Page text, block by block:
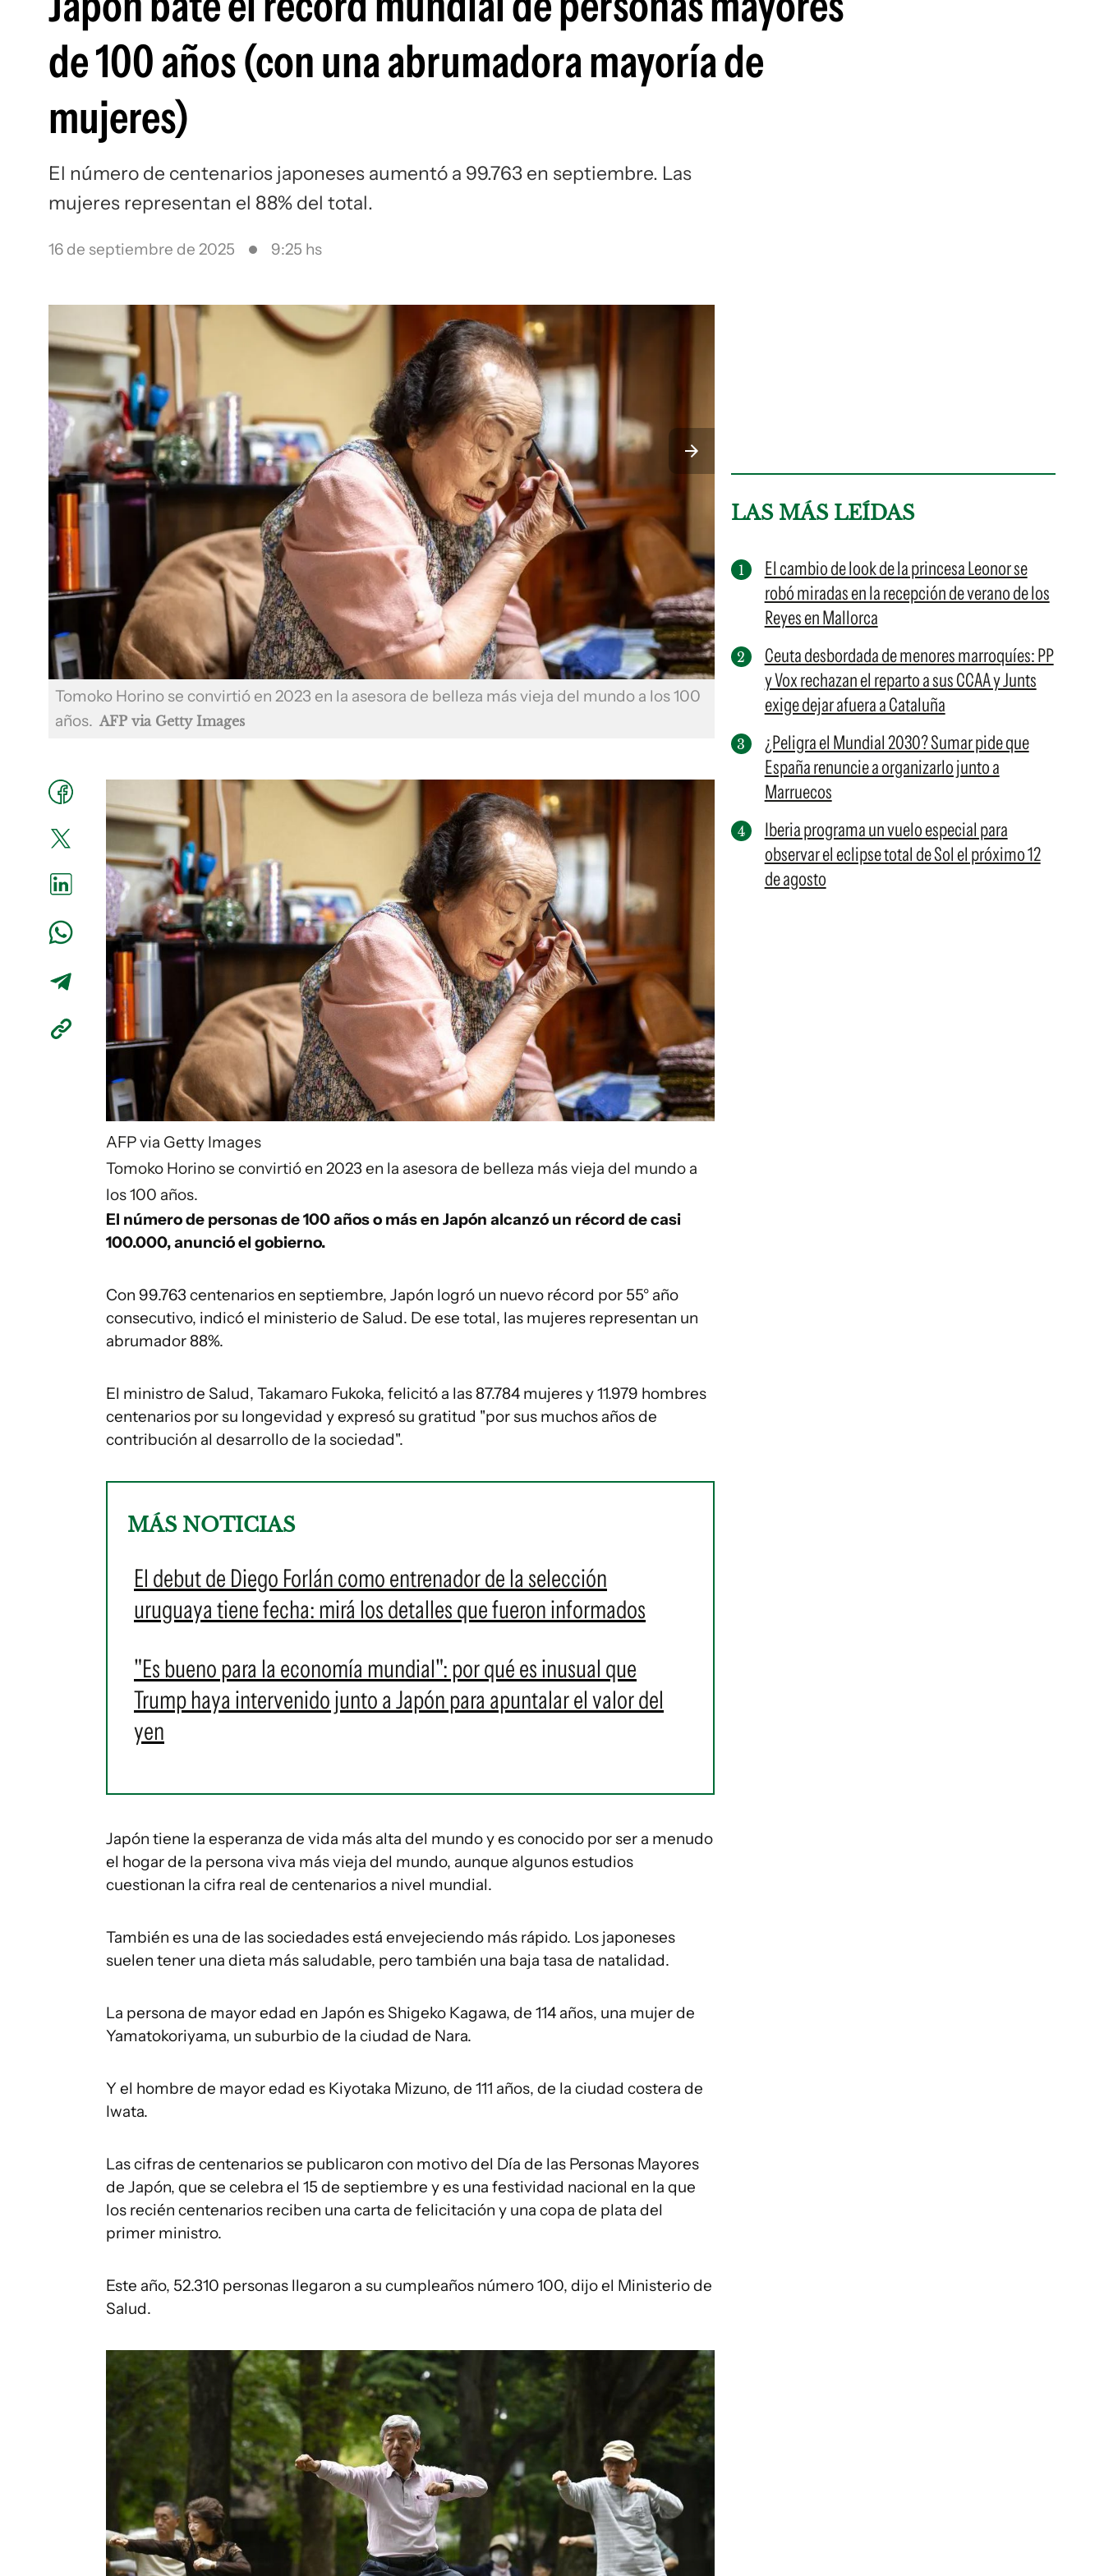
Siguenos en:
de 100 años (con una abrumadora mayoría de
mujeres)
El número de centenarios japoneses aumentó a 99.763 en septiembre. Las
mujeres representan el 88% del total.
16 de septiembre de 2025 9:25 hs
Tomoko Horino se convirtió en 2023 en la asesora de belleza más vieja del mundo a los 100
años. AFP via Getty Images
AFP via Getty Images
Tomoko Horino se convirtió en 2023 en la asesora de belleza más vieja del mundo a
los 100 años.
El número de personas de 100 años o más en Japón alcanzó un récord de casi
100.000, anunció el gobierno.
Con 99.763 centenarios en septiembre, Japón logró un nuevo récord por 55° año
consecutivo, indicó el ministerio de Salud. De ese total, las mujeres representan un
abrumador 88%.
El ministro de Salud, Takamaro Fukoka, felicitó a las 87.784 mujeres y 11.979 hombres
centenarios por su longevidad y expresó su gratitud "por sus muchos años de
contribución al desarrollo de la sociedad".
MÁS NOTICIAS
El debut de Diego Forlán como entrenador de la selección
uruguaya tiene fecha: mirá los detalles que fueron informados
"Es bueno para la economía mundial": por qué es inusual que
Trump haya intervenido junto a Japón para apuntalar el valor del
yen
Japón tiene la esperanza de vida más alta del mundo y es conocido por ser a menudo
el hogar de la persona viva más vieja del mundo, aunque algunos estudios
cuestionan la cifra real de centenarios a nivel mundial.
También es una de las sociedades está envejeciendo más rápido. Los japoneses
suelen tener una dieta más saludable, pero también una baja tasa de natalidad.
La persona de mayor edad en Japón es Shigeko Kagawa, de 114 años, una mujer de
Yamatokoriyama, un suburbio de la ciudad de Nara.
Y el hombre de mayor edad es Kiyotaka Mizuno, de 111 años, de la ciudad costera de
Iwata.
Las cifras de centenarios se publicaron con motivo del Día de las Personas Mayores
de Japón, que se celebra el 15 de septiembre y es una festividad nacional en la que
los recién centenarios reciben una carta de felicitación y una copa de plata del
primer ministro.
Este año, 52.310 personas llegaron a su cumpleaños número 100, dijo el Ministerio de
Salud.
LAS MÁS LEÍDAS
El cambio de look de la princesa Leonor se
robó miradas en la recepción de verano de los
Reyes en Mallorca
Ceuta desbordada de menores marroquíes: PP
y Vox rechazan el reparto a sus CCAA y Junts
exige dejar afuera a Cataluña
¿Peligra el Mundial 2030? Sumar pide que
España renuncie a organizarlo junto a
Marruecos
Iberia programa un vuelo especial para
observar el eclipse total de Sol el próximo 12
de agosto